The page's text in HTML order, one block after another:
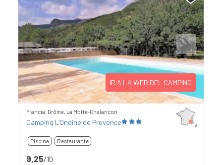
Previous Next
IR A LA WEB DEL CAMPING
Francia, Drôme, La Motte-Chalancon
Camping L'Ondine de Provence
Piscina Restaurante
9,25/10